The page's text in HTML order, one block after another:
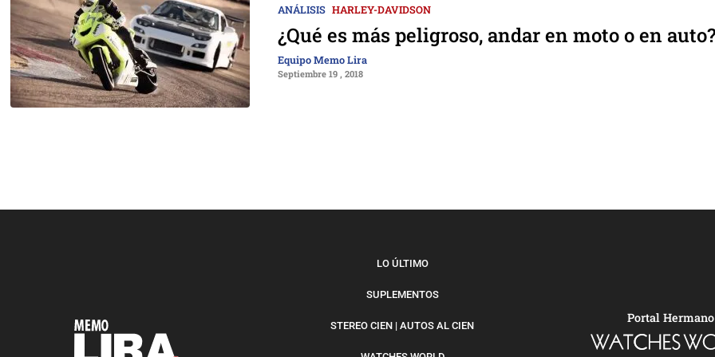
ANÁLISIS HARLEY-DAVIDSON
¿Qué es más peligroso, andar en moto o en auto?
Equipo Memo Lira
Septiembre 19 , 2018
LO ÚLTIMO
SUPLEMENTOS
STEREO CIEN | AUTOS AL CIEN
Portal Hermano